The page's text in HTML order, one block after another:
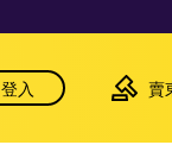
登入 賣